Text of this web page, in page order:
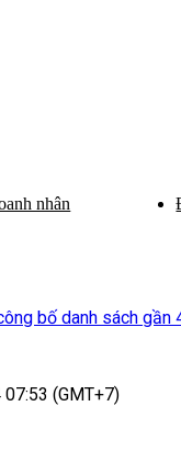
nhân
bố danh sách gần
(GMT+7)